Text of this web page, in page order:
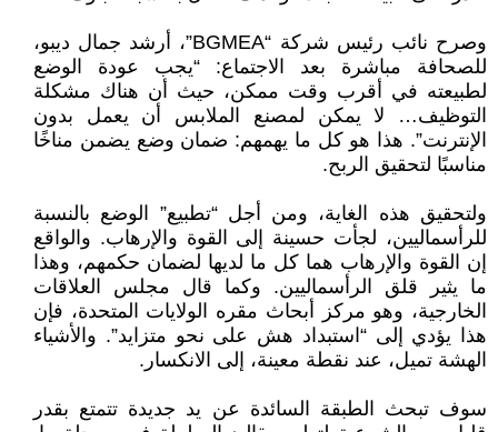
وصرح نائب رئيس شركة “BGMEA”، أرشد جمال ديبو،
للصحافة مباشرة بعد الاجتماع: “يجب عودة الوضع
لطبيعته في أقرب وقت ممكن، حيث أن هناك مشكلة
التوظيف… لا يمكن لمصنع الملابس أن يعمل بدون
الإنترنت”. هذا هو كل ما يهمهم: ضمان وضع يضمن مناخًا
مناسبًا لتحقيق الربح.
ولتحقيق هذه الغاية، ومن أجل “تطبيع” الوضع بالنسبة
للرأسماليين، لجأت حسينة إلى القوة والإرهاب. والواقع
إن القوة والإرهاب هما كل ما لديها لضمان حكمهم، وهذا
ما يثير قلق الرأسماليين. وكما قال مجلس العلاقات
الخارجية، وهو مركز أبحاث مقره الولايات المتحدة، فإن
هذا يؤدي إلى “استبداد هش على نحو متزايد”. والأشياء
الهشة تميل، عند نقطة معينة، إلى الانكسار.
سوف تبحث الطبقة السائدة عن يد جديدة تتمتع بقدر